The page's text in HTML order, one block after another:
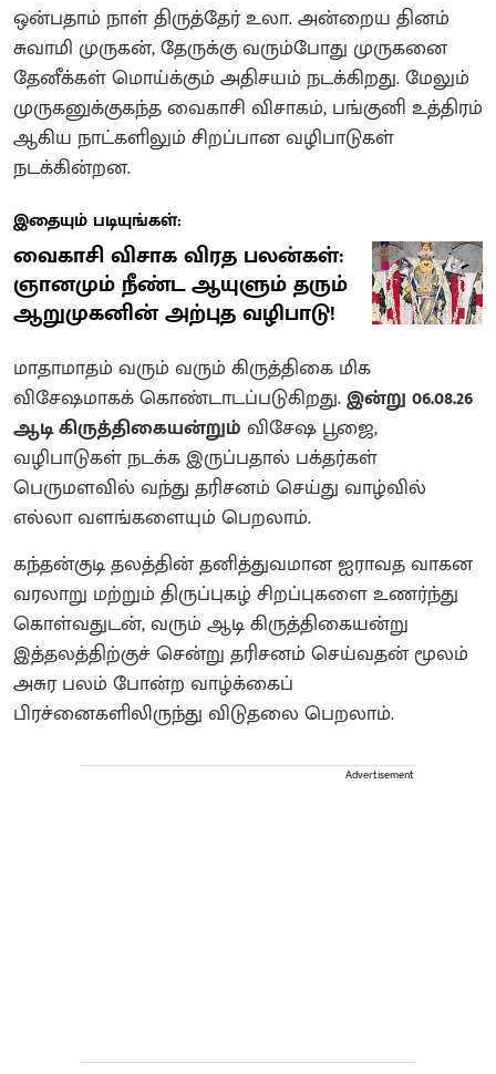
ஒன்பதாம் நாள் திருத்தேர் உலா. அன்றைய தினம்
சுவாமி முருகன், தேருக்கு வரும்போது முருகனை
தேனீக்கள் மொய்க்கும் அதிசயம் நடக்கிறது. மேலும்
முருகனுக்குகந்த வைகாசி விசாகம், பங்குனி உத்திரம்
ஆகிய நாட்களிலும் சிறப்பான வழிபாடுகள்
நடக்கின்றன.
இதையும் படியுங்கள்:
வைகாசி விசாக விரத பலன்கள்:
ஞானமும் நீண்ட ஆயுளும் தரும்
ஆறுமுகனின் அற்புத வழிபாடு!
மாதாமாதம் வரும் வரும் கிருத்திகை மிக
விசேஷமாகக் கொண்டாடப்படுகிறது.இன்று 06.08.26
ஆடி கிருத்திகையன்றும் விசேஷ பூஜை,
வழிபாடுகள் நடக்க இருப்பதால் பக்தர்கள்
பெருமளவில் வந்து தரிசனம் செய்து வாழ்வில்
எல்லா வளங்களையும் பெறலாம்.
கந்தன்குடி தலத்தின் தனித்துவமான ஐராவத வாகன
வரலாறு மற்றும் திருப்புகழ் சிறப்புகளை உணர்ந்து
கொள்வதுடன், வரும் ஆடி கிருத்திகையன்று
இத்தலத்திற்குச் சென்று தரிசனம் செய்வதன் மூலம்
அசுர பலம் போன்ற வாழ்க்கைப்
பிரச்னைகளிலிருந்து விடுதலை பெறலாம்.
Advertisement